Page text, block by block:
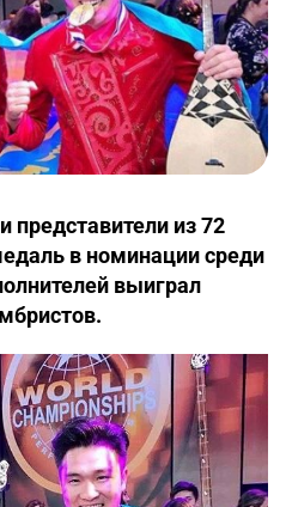
представители из 72
в номинации среди
выиграл